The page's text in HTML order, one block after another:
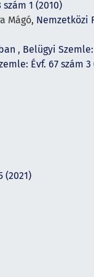
1 (2010)
Mágó, Nemzetközi
, Belügyi Szemle:
Évf. 67 szám 3
(2021)